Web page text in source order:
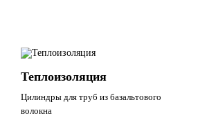
Теплоизоляция
Цилиндры для труб из базальтового
волокна